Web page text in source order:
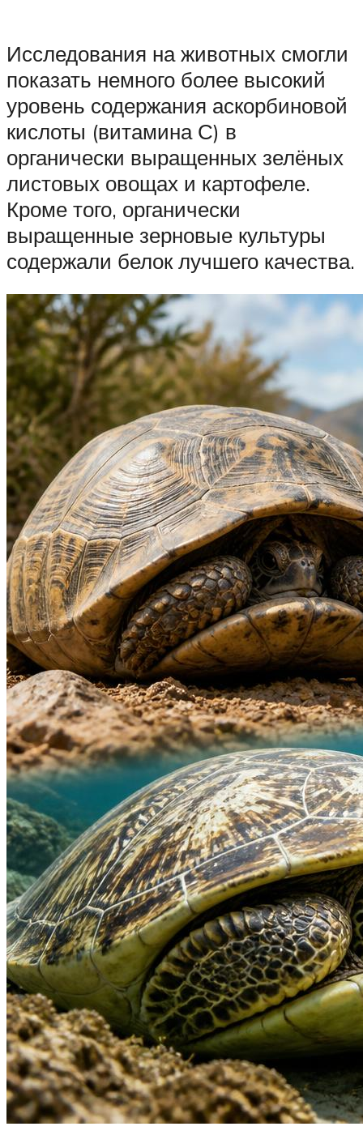
Исследования на животных смогли
показать немного более высокий
уровень содержания аскорбиновой
кислоты (витамина С) в
органически выращенных зелёных
листовых овощах и картофеле.
Кроме того, органически
выращенные зерновые культуры
содержали белок лучшего качества.